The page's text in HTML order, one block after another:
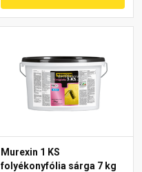
Murexin 1 KS
folyékonyfólia sárga 7 kg